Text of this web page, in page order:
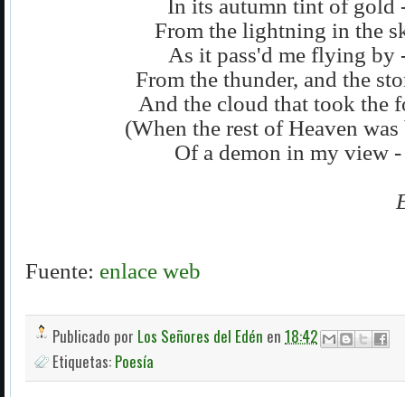
In its autumn tint of gold
From the lightning in the
As it pass'd me flying by
From the thunder, and the
And the cloud that took the
(When the rest of Heaven was
Of a demon in my view -
Fuente: enlace web
Publicado por Los Señores del Edén en 18:42
Etiquetas: Poesía